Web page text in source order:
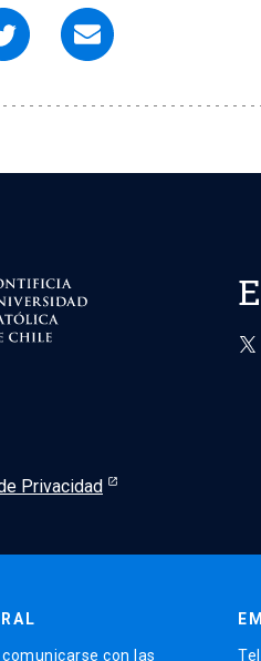
Privacidad
con las